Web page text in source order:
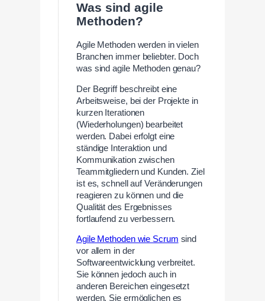
Was sind agile
Methoden?
Agile Methoden werden in vielen
Branchen immer beliebter. Doch
was sind agile Methoden genau?
Der Begriff beschreibt eine
Arbeitsweise, bei der Projekte in
kurzen Iterationen
(Wiederholungen) bearbeitet
werden. Dabei erfolgt eine
ständige Interaktion und
Kommunikation zwischen
Teammitgliedern und Kunden. Ziel
ist es, schnell auf Veränderungen
reagieren zu können und die
Qualität des Ergebnisses
fortlaufend zu verbessern.
Agile Methoden wie Scrum sind
vor allem in der
Softwareentwicklung verbreitet.
Sie können jedoch auch in
anderen Bereichen eingesetzt
werden. Sie ermöglichen es